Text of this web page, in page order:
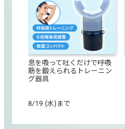
息を吸って吐くだけで呼吸
筋を鍛えられるトレーニン
グ器具
8/19 (水)まで